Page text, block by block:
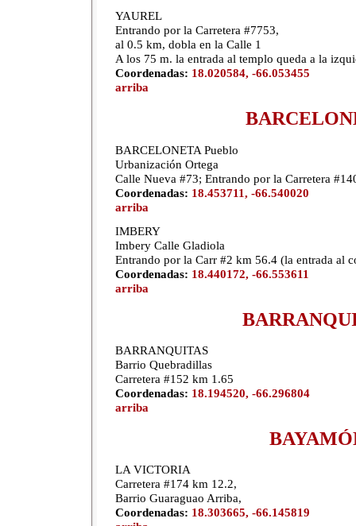
YAUREL
Entrando por la Carretera #7753,
al 0.5 km, dobla en la Calle 1
A los 75 m. la entrada al templo queda a la
Coordenadas: 18.020584, -66.053455
arriba
BARCELONETA Pueblo
Urbanización Ortega
Calle Nueva #73; Entrando por la Carretera
Coordenadas: 18.453711, -66.540020
arriba
IMBERY
Imbery Calle Gladiola
Entrando por la Carr #2 km 56.4 (la entrada al
Coordenadas: 18.440172, -66.553611
arriba
BARRANQUITAS
Barrio Quebradillas
Carretera #152 km 1.65
Coordenadas: 18.194520, -66.296804
arriba
LA VICTORIA
Carretera #174 km 12.2,
Barrio Guaraguao Arriba,
Coordenadas: 18.303665, -66.145819